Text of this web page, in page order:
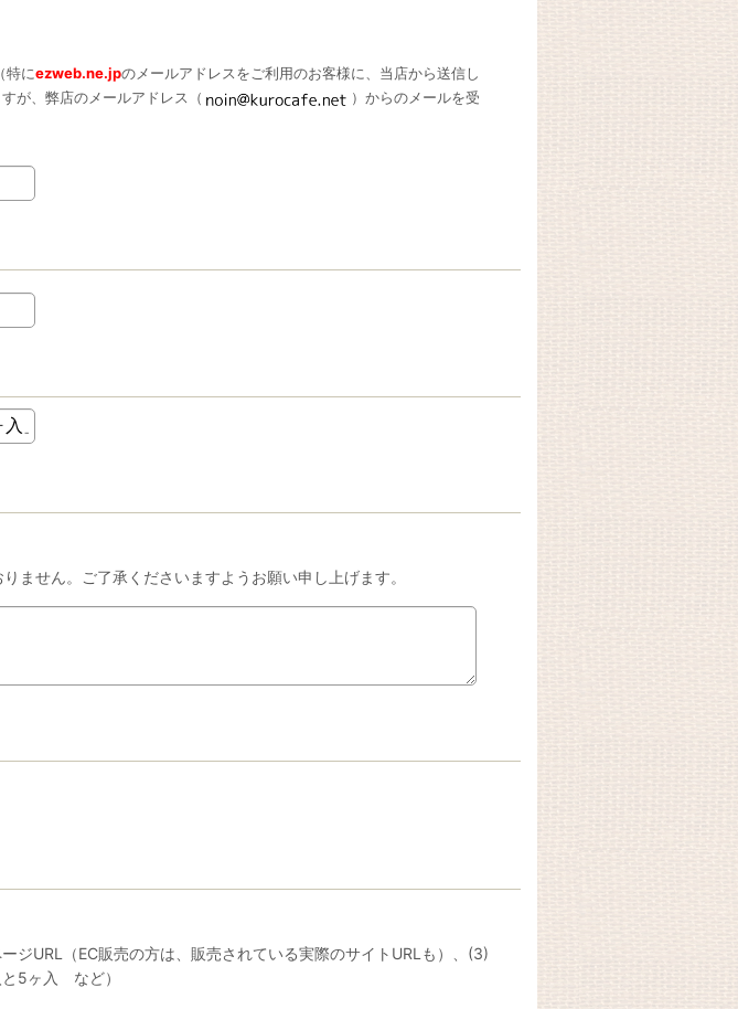
特にezweb.ne.jpのメールアドレスをご利用のお客様に、当店から送信し
が、弊店のメールアドレス（
）からのメールを受
ません。ご了承くださいますようお願い申し上げます。
URL（EC販売の方は、販売されている実際のサイトURLも）、(3)
と5ヶ入 など）